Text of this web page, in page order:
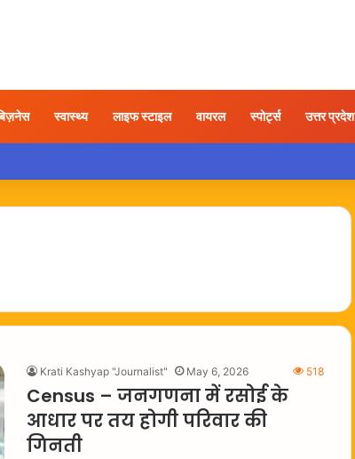
स्वास्थ्य लाइफ स्टाइल वायरल स्पोर्ट्स उत्तर प्रदेश
युवक का वीडियो वायरल, कार्रवाई की उठी मांग
Krati Kashyap "Journalist" May 6, 2026 518
Census – जनगणना में रसोई के
आधार पर तय होगी परिवार की
गिनती